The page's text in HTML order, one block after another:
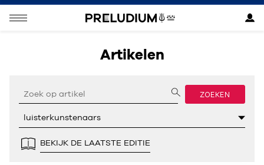
Artikelen
ZOEKEN
BEKIJK DE LAATSTE EDITIE